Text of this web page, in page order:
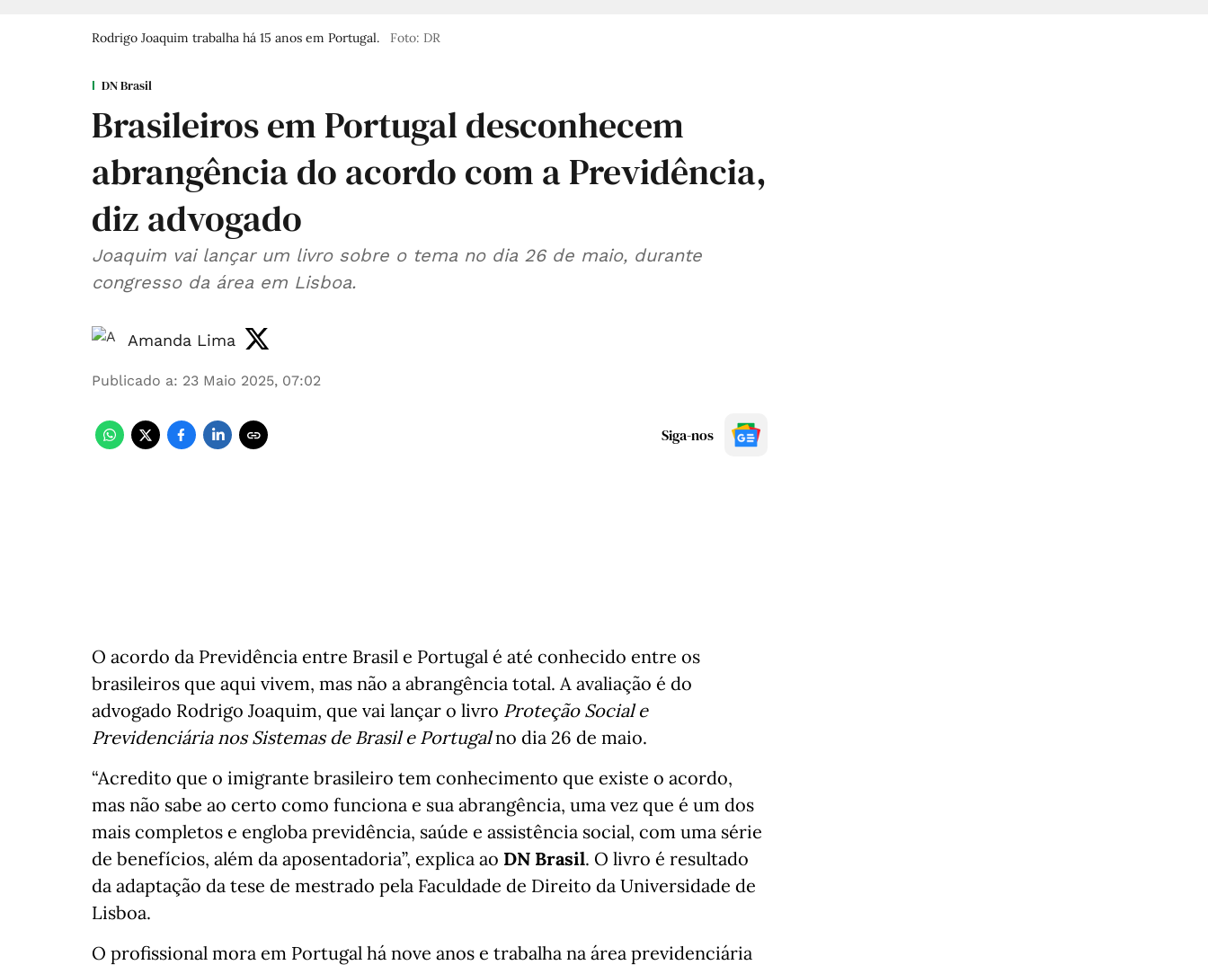
Rodrigo Joaquim trabalha há 15 anos em Portugal. Foto: DR
DN Brasil
Brasileiros em Portugal desconhecem
abrangência do acordo com a Previdência,
diz advogado
Joaquim vai lançar um livro sobre o tema no dia 26 de maio, durante
congresso da área em Lisboa.
Amanda Lima
Publicado a: 23 Maio 2025, 07:02
Siga-nos
O acordo da Previdência entre Brasil e Portugal é até conhecido entre os
brasileiros que aqui vivem, mas não a abrangência total. A avaliação é do
advogado Rodrigo Joaquim, que vai lançar o livro Proteção Social e
Previdenciária nos Sistemas de Brasil e Portugalno dia 26 de maio.
“Acredito que o imigrante brasileiro tem conhecimento que existe o acordo,
mas não sabe ao certo como funciona e sua abrangência, uma vez que é um dos
mais completos e engloba previdência, saúde e assistência social, com uma série
de benefícios, além da aposentadoria”, explica ao DN Brasil. O livro é resultado
da adaptação da tese de mestrado pela Faculdade de Direito da Universidade de
Lisboa.
O profissional mora em Portugal há nove anos e trabalha na área previdenciária